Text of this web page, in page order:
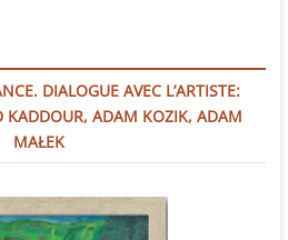
DIALOGUE AVEC L’ARTISTE:
KADDOUR, ADAM KOZIK, ADAM
MAŁEK